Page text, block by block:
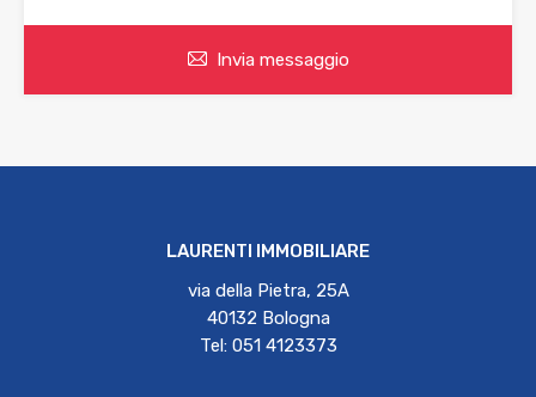
Invia messaggio
LAURENTI IMMOBILIARE
via della Pietra, 25A
40132 Bologna
Tel: 051 4123373